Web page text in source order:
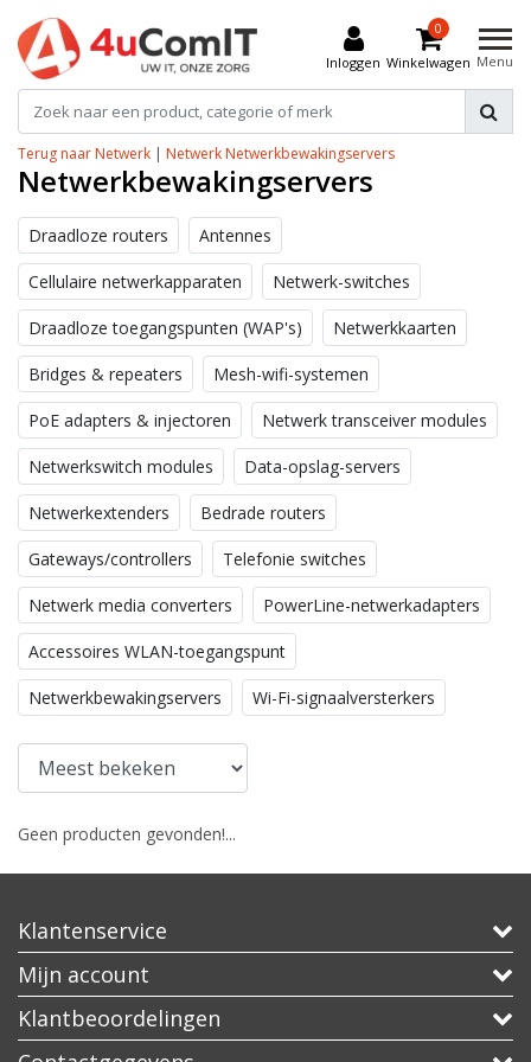
Inloggen
0
Winkelwagen Menu
Terug naar Netwerk | Netwerk Netwerkbewakingservers
Netwerkbewakingservers
Draadloze routers Antennes
Cellulaire netwerkapparaten Netwerk-switches
Draadloze toegangspunten (WAP's) Netwerkkaarten
Bridges & repeaters Mesh-wifi-systemen
PoE adapters & injectoren Netwerk transceiver modules
Netwerkswitch modules Data-opslag-servers
Netwerkextenders Bedrade routers
Gateways/controllers Telefonie switches
Netwerk media converters PowerLine-netwerkadapters
Accessoires WLAN-toegangspunt
Netwerkbewakingservers Wi-Fi-signaalversterkers
Geen producten gevonden!...
Klantenservice
Mijn account
Klantbeoordelingen